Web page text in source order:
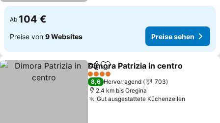
Ab 104 €
Preise von 9 Websites Preise sehen
TeilenZu Favoriten hinzufügen
Dimora Patrizia in centro
4 Sterne
8,6 Hervorragend
703
2.4 km bis Oregina
Gut ausgestattete Küchenzeilen